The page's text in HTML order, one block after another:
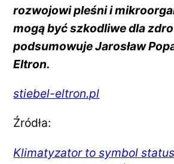
rozwojowi pleśni i
mogą być szkodliwe dla
podsumowuje Jarosław
Eltron.
stiebel-eltron.pl
Źródła:
Klimatyzator to symbol